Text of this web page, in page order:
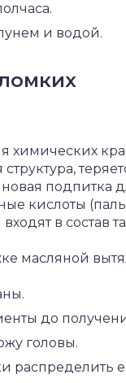
и водой.
химических
структура,
подпитка
кислоты
в состав
масляной
до
головы.
распределить